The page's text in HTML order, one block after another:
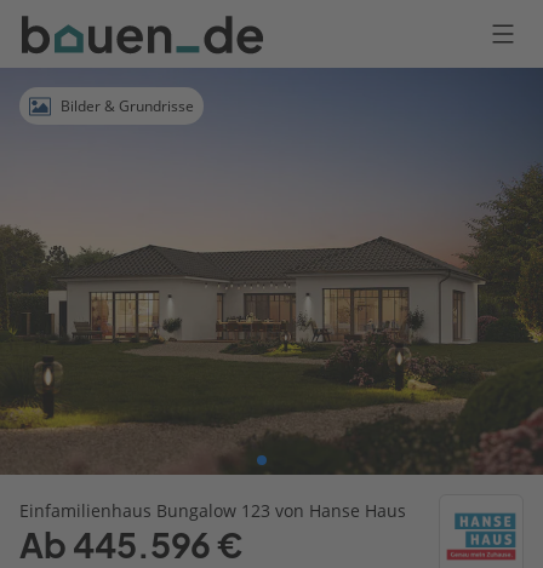
Bauen
Logo
AnmeldenBilder & Grundrisse
Einfamilienhaus Bungalow 123 von Hanse Haus
Ab 445.596 €